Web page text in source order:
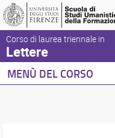
Corso di laurea triennale in
Lettere
MENÙ DEL CORSO